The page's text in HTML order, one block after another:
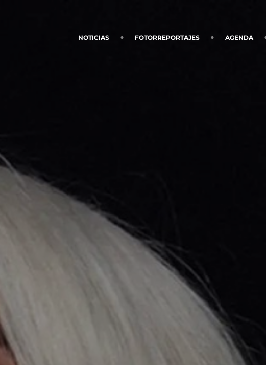
NOTICIAS FOTORREPORTAJES AGENDA